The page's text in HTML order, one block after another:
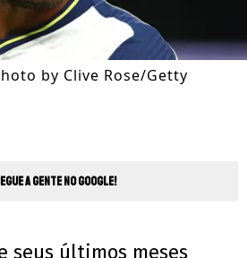
by Clive Rose/Getty
a gente no Google!
seus últimos meses